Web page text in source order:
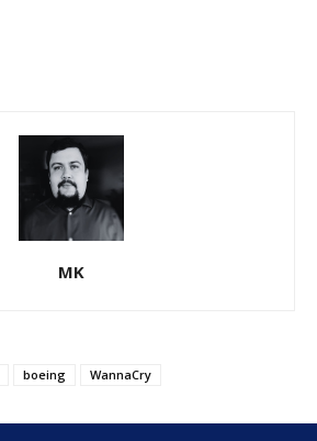
MK
boeing WannaCry